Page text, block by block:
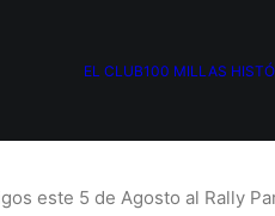
EL CLUB100 MILLAS
este 5 de Agosto al Rally